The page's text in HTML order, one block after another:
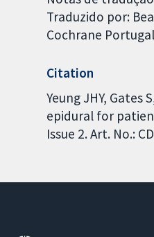
Traduzido por:
Cochrane
Citation
Yeung JHY, Gates
epidural for
Issue 2. Art. No.: